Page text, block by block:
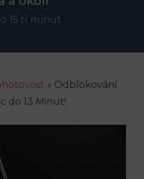
15 ti minut
» Odblokování
do 13 Minut!